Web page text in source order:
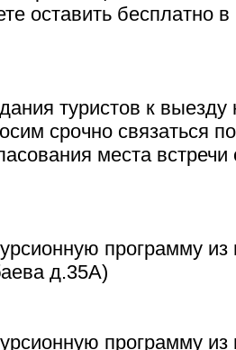
оставить бесплатно в
туристов к выезду
срочно связаться
места
программу
д.35А)
программу из